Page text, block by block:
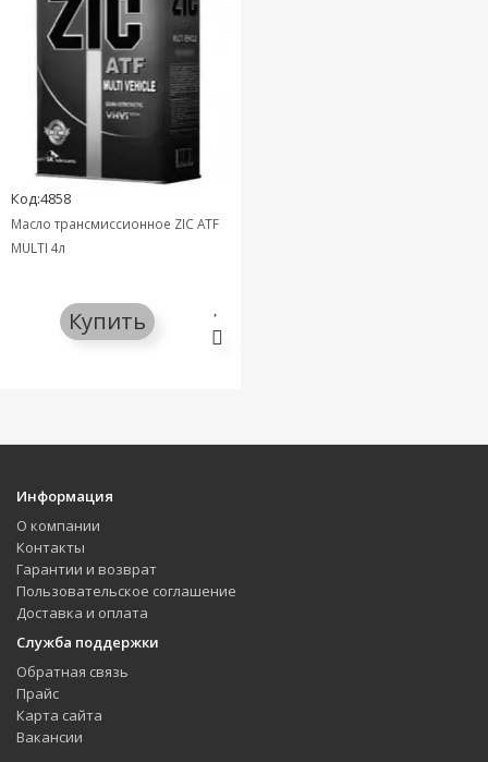
Код:4858
Масло трансмиссионное ZIC ATF
MULTI 4л
Купить
Информация
О компании
Контакты
Гарантии и возврат
Пользовательское соглашение
Доставка и оплата
Служба поддержки
Обратная связь
Прайс
Карта сайта
Вакансии